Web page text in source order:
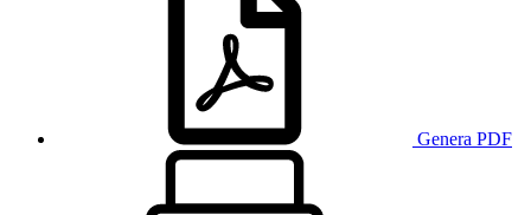
Genera PDF